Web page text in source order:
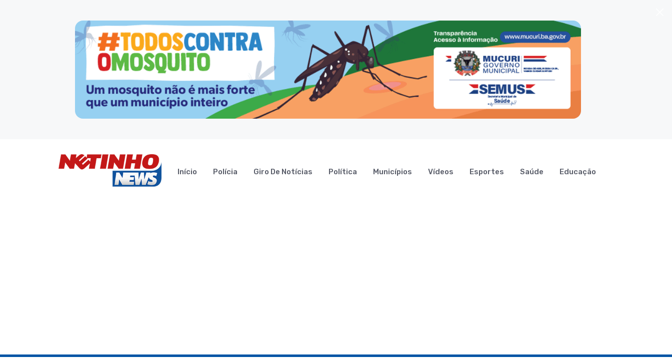
Início Polícia Giro De Notícias Política Municípios Vídeos Esportes Saúde Educação